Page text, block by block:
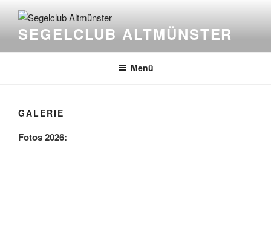
Inhalt
springenSEGELCLUB ALTMÜNSTER
Menü
GALERIE
Fotos 2026: